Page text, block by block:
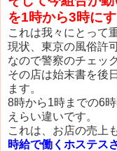
を1時から3時にす
これは我々にとって
現状、東京の風俗許
なので警察のチェッ
その店は始末書を後
ます。
8時から1時までの6
えらい違いです。
これは、お店の売上
時給で働くホステス